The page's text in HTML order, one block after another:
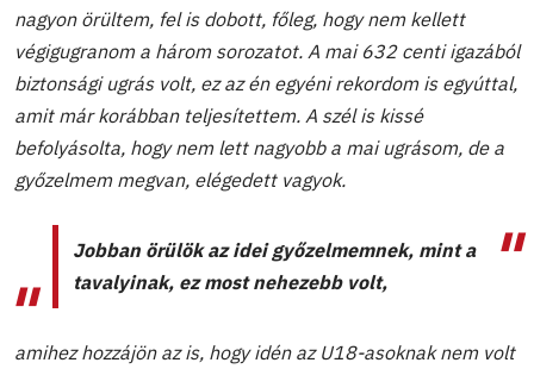
nagyon örültem, fel is dobott, főleg, hogy nem kellett
végigugranom a három sorozatot. A mai 632 centi igazából
biztonsági ugrás volt, ez az én egyéni rekordom is egyúttal,
amit már korábban teljesítettem. A szél is kissé
befolyásolta, hogy nem lett nagyobb a mai ugrásom, de a
győzelmem megvan, elégedett vagyok.
Jobban örülök az idei győzelmemnek, mint a
tavalyinak, ez most nehezebb volt,
amihez hozzájön az is, hogy idén az U18-asoknak nem volt